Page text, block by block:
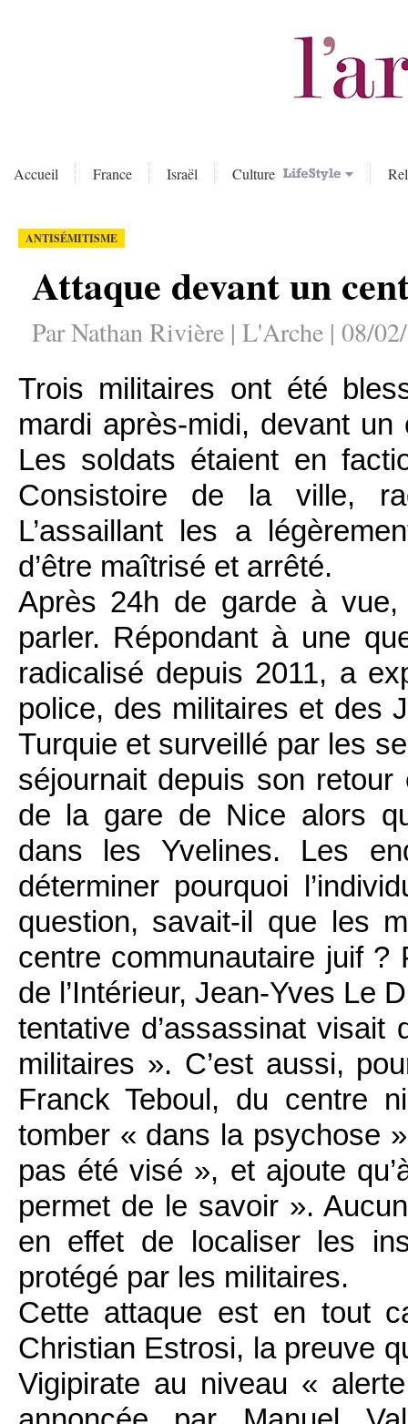
Accueil France Israël Culture
ANTISÉMITISME
Attaque devant un
Par Nathan Rivière | L'Arche | 08/
Trois militaires ont été
mardi après-midi, devant
Les soldats étaient en
Consistoire de la ville,
L’assaillant les a
d’être maîtrisé et arrêté.
Après 24h de garde à
parler. Répondant à une
radicalisé depuis 2011, a
police, des militaires et des
Turquie et surveillé par les
séjournait depuis son
de la gare de Nice alors
dans les Yvelines. Les
déterminer pourquoi
question, savait-il que les
centre communautaire juif
de l’Intérieur, Jean-Yves Le
tentative d’assassinat visait
militaires ». C’est aussi,
Franck Teboul, du centre
tomber « dans la psychose
pas été visé », et ajoute
permet de le savoir ».
en effet de localiser les
protégé par les militaires.
Cette attaque est en tout
Christian Estrosi, la preuve
Vigipirate au niveau «